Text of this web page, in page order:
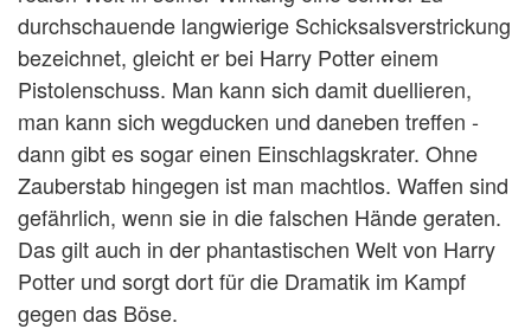
durchschauende langwierige Schicksalsverstrickung
bezeichnet, gleicht er bei Harry Potter einem
Pistolenschuss. Man kann sich damit duellieren,
man kann sich wegducken und daneben treffen -
dann gibt es sogar einen Einschlagskrater. Ohne
Zauberstab hingegen ist man machtlos. Waffen sind
gefährlich, wenn sie in die falschen Hände geraten.
Das gilt auch in der phantastischen Welt von Harry
Potter und sorgt dort für die Dramatik im Kampf
gegen das Böse.